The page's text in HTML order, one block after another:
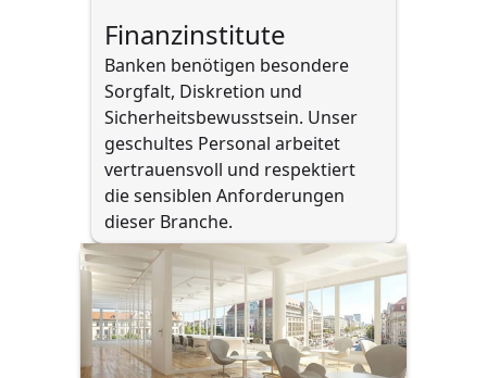
Finanzinstitute
Banken benötigen besondere
Sorgfalt, Diskretion und
Sicherheitsbewusstsein. Unser
geschultes Personal arbeitet
vertrauensvoll und respektiert
die sensiblen Anforderungen
dieser Branche.